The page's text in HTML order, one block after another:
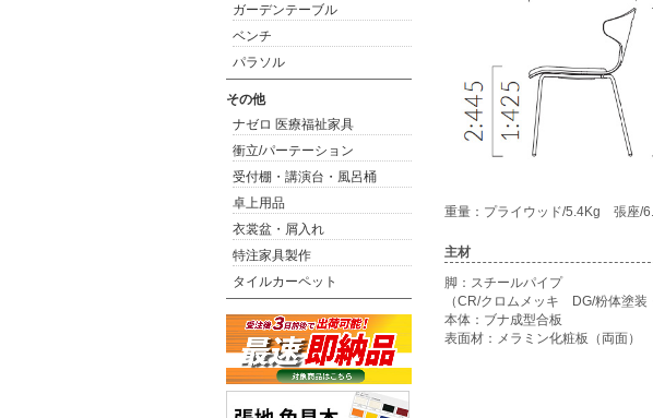
重量：プライウッド/5.4Kg 張座/
主材
脚：スチールパイプ
（CR/クロムメッキ DG/粉体塗装
本体：ブナ成型合板
表面材：メラミン化粧板（両面）
ガーデンテーブル
ベンチ
パラソル
その他
ナゼロ 医療福祉家具
衝立/パーテーション
受付棚・講演台・風呂桶
卓上用品
衣裳盆・屑入れ
特注家具製作
タイルカーペット